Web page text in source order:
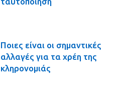
Ποιες είναι οι σημαντικές
αλλαγές για τα χρέη της
κληρονομιάς